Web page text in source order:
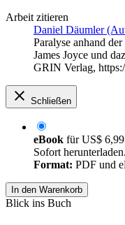
Arbeit zitieren
Daniel Däumler
Paralyse anhand
James Joyce und
GRIN Verlag,
Schließen
eBook fürUS$ 6,99
Sofort
Format: PDF und
In den Warenkorb
Blick ins Buch